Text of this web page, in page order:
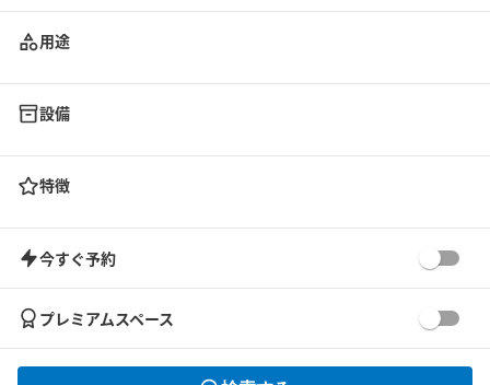
用途
設備
特徴
今すぐ予約
プレミアムスペース